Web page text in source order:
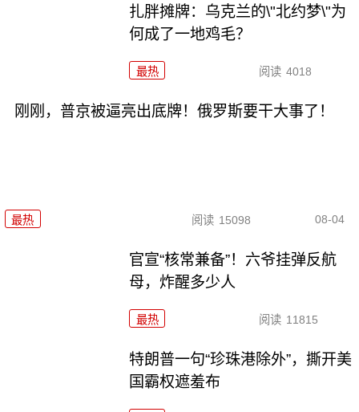
扎胖摊牌：乌克兰的\"北约梦\"为
何成了一地鸡毛？
最热 阅读 4018
刚刚，普京被逼亮出底牌！俄罗斯要干大事了！
最热 阅读 15098 08-04
官宣“核常兼备”！六爷挂弹反航
母，炸醒多少人
最热 阅读 11815
特朗普一句“珍珠港除外”，撕开美
国霸权遮羞布